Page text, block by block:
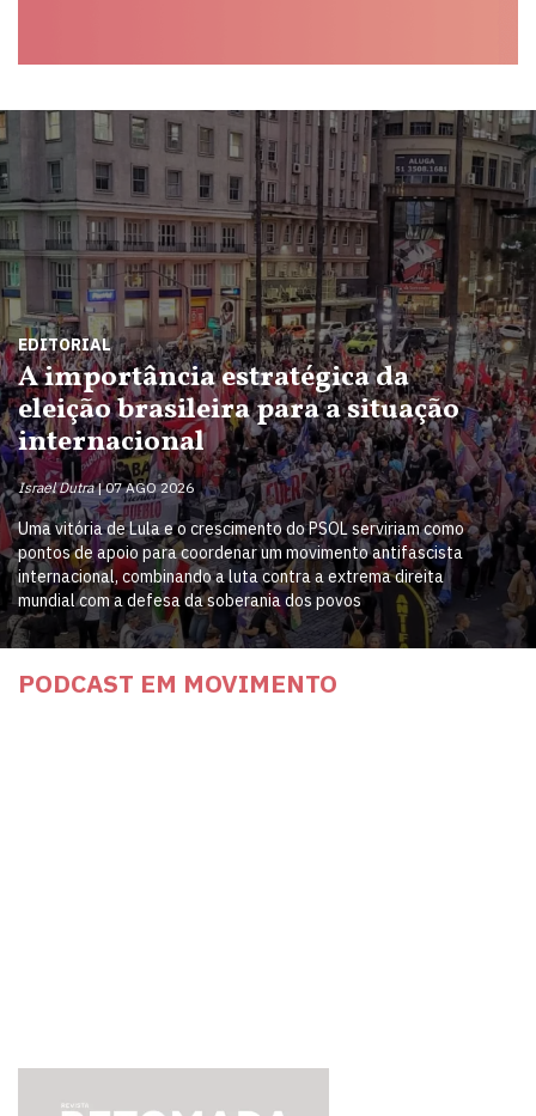
EDITORIAL
A importância estratégica da
eleição brasileira para a situação
internacional
Israel Dutra 07 AGO 2026
Uma vitória de Lula e o crescimento do PSOL serviriam como
pontos de apoio para coordenar um movimento antifascista
internacional, combinando a luta contra a extrema direita
mundial com a defesa da soberania dos povos
PODCAST EM MOVIMENTO